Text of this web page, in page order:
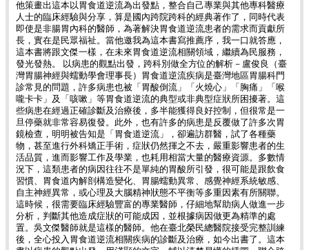
他策畫出這本以胃食道逆流為出發點，整合自己專業與其他專科醫療
人士的臨床經驗與分享，算是國內跨院跨科的經典著作了，同時代表
即使是非腸胃內科的醫師，為著解決胃食道逆流患者的需求而貢獻所
長，實在是民眾福祉。當他邀我為這本書寫推薦序，我一口就答應，
這本書將跟文傑一樣，在未來胃食道逆流相關領域，繼續為民服務，
發光發熱。 以病患的觀點出發，跨科別做全方位的解析－盧俊良（臺
灣胃腸神經與蠕動學會理事長）胃食道逆流疾病是臺灣地區胃腸科門
診常見的問題，許多病患也被「胃酸倒流」「火燒心」「胸痛」「喉
嚨卡卡」及「咳嗽」等胃食道逆流的典型或非典型症狀所困擾著。這
些病患在經過正確診斷及治療後，多半能獲得良好控制，但很常是一
旦停藥就非常容易復發。此外，也有許多的病患是反覆做了許多次胃
鏡檢查，明明被告知是「胃食道逆流」，卻遍訪群醫，試了各種藥
物，甚至進行外科矯正手術，症狀仍然揮之不去，嚴重影響患者的生
活品質，進而影響工作及學業，也耗用相當大量的醫療資源。多數情
況下，這類患者的病因往往不是單純的胃酸所引發，很可能是跟飲食
習慣、胃食道內解剖構造變化、胃腸蠕動異常、感覺神經系統敏感、
自主神經異常，或心理及大腦精神狀態不平衡等多重因素有所關聯。
這時候，很需要臨床經驗豐富的專業醫師，仔細地幫助病人做進一步
分析，判斷其他造成症狀的可能成因，並根據病因做更為精準的處
置。吳文傑醫師就是這樣的醫師。他在臺北榮民總醫院接受完整訓練
後，全心投入胃食道逆流相關疾病的診斷及治療，如今出書了。這本